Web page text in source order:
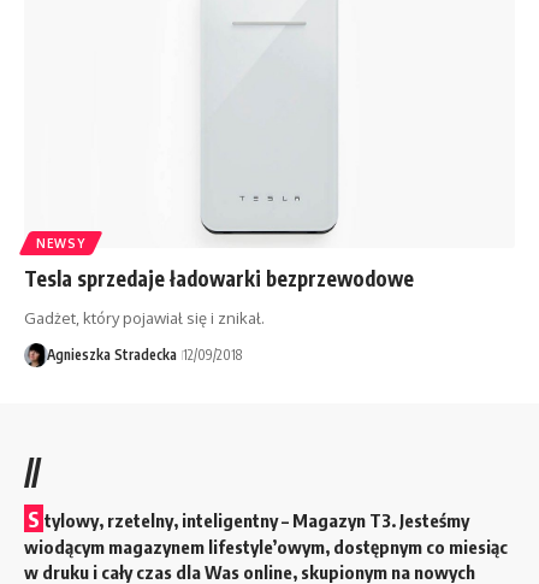
NEWSY
Tesla sprzedaje ładowarki bezprzewodowe
Gadżet, który pojawiał się i znikał.
Agnieszka Stradecka 12/09/2018
//
S tylowy, rzetelny, inteligentny – Magazyn T3. Jesteśmy
wiodącym magazynem lifestyle’owym, dostępnym co miesiąc
w druku i cały czas dla Was online, skupionym na nowych